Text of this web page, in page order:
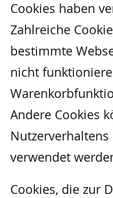
Cookies haben
Zahlreiche
bestimmte
nicht
Andere Cookies
Nutzerverhaltens
verwendet
Cookies, die zur